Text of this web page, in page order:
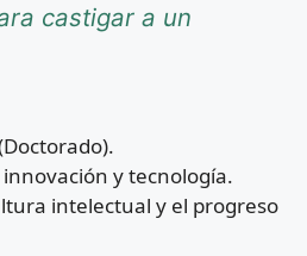
castigar a un
y tecnología.
intelectual y el progreso